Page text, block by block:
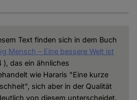
Text finden sich in dem Buch
Mensch – Eine bessere Welt ist
), das ein ähnliches
wie Hararis "Eine kurze
sich aber in der Qualität
von diesem unterscheidet.